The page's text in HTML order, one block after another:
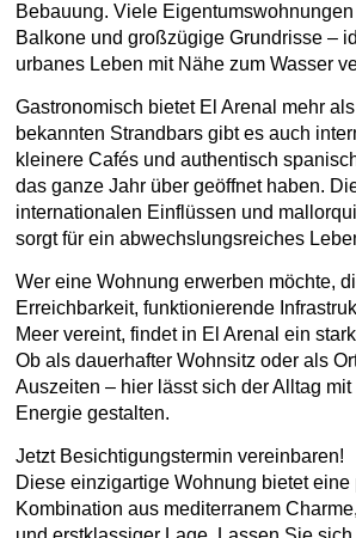
Bebauung. Viele
Balkone und großzügige Grundrisse –
urbanes Leben mit Nähe zum Wasser
Gastronomisch bietet El Arenal mehr
bekannten Strandbars gibt es auch
kleinere Cafés und authentisch
das ganze Jahr über geöffnet haben.
internationalen Einflüssen und
sorgt für ein abwechslungsreiches
Wer eine Wohnung erwerben möchte,
Erreichbarkeit, funktionierende
Meer vereint, findet in El Arenal ein
Ob als dauerhafter Wohnsitz oder als
Auszeiten – hier lässt sich der Alltag
Energie gestalten.
Jetzt Besichtigungstermin vereinbaren!
Diese einzigartige Wohnung bietet eine
Kombination aus mediterranem